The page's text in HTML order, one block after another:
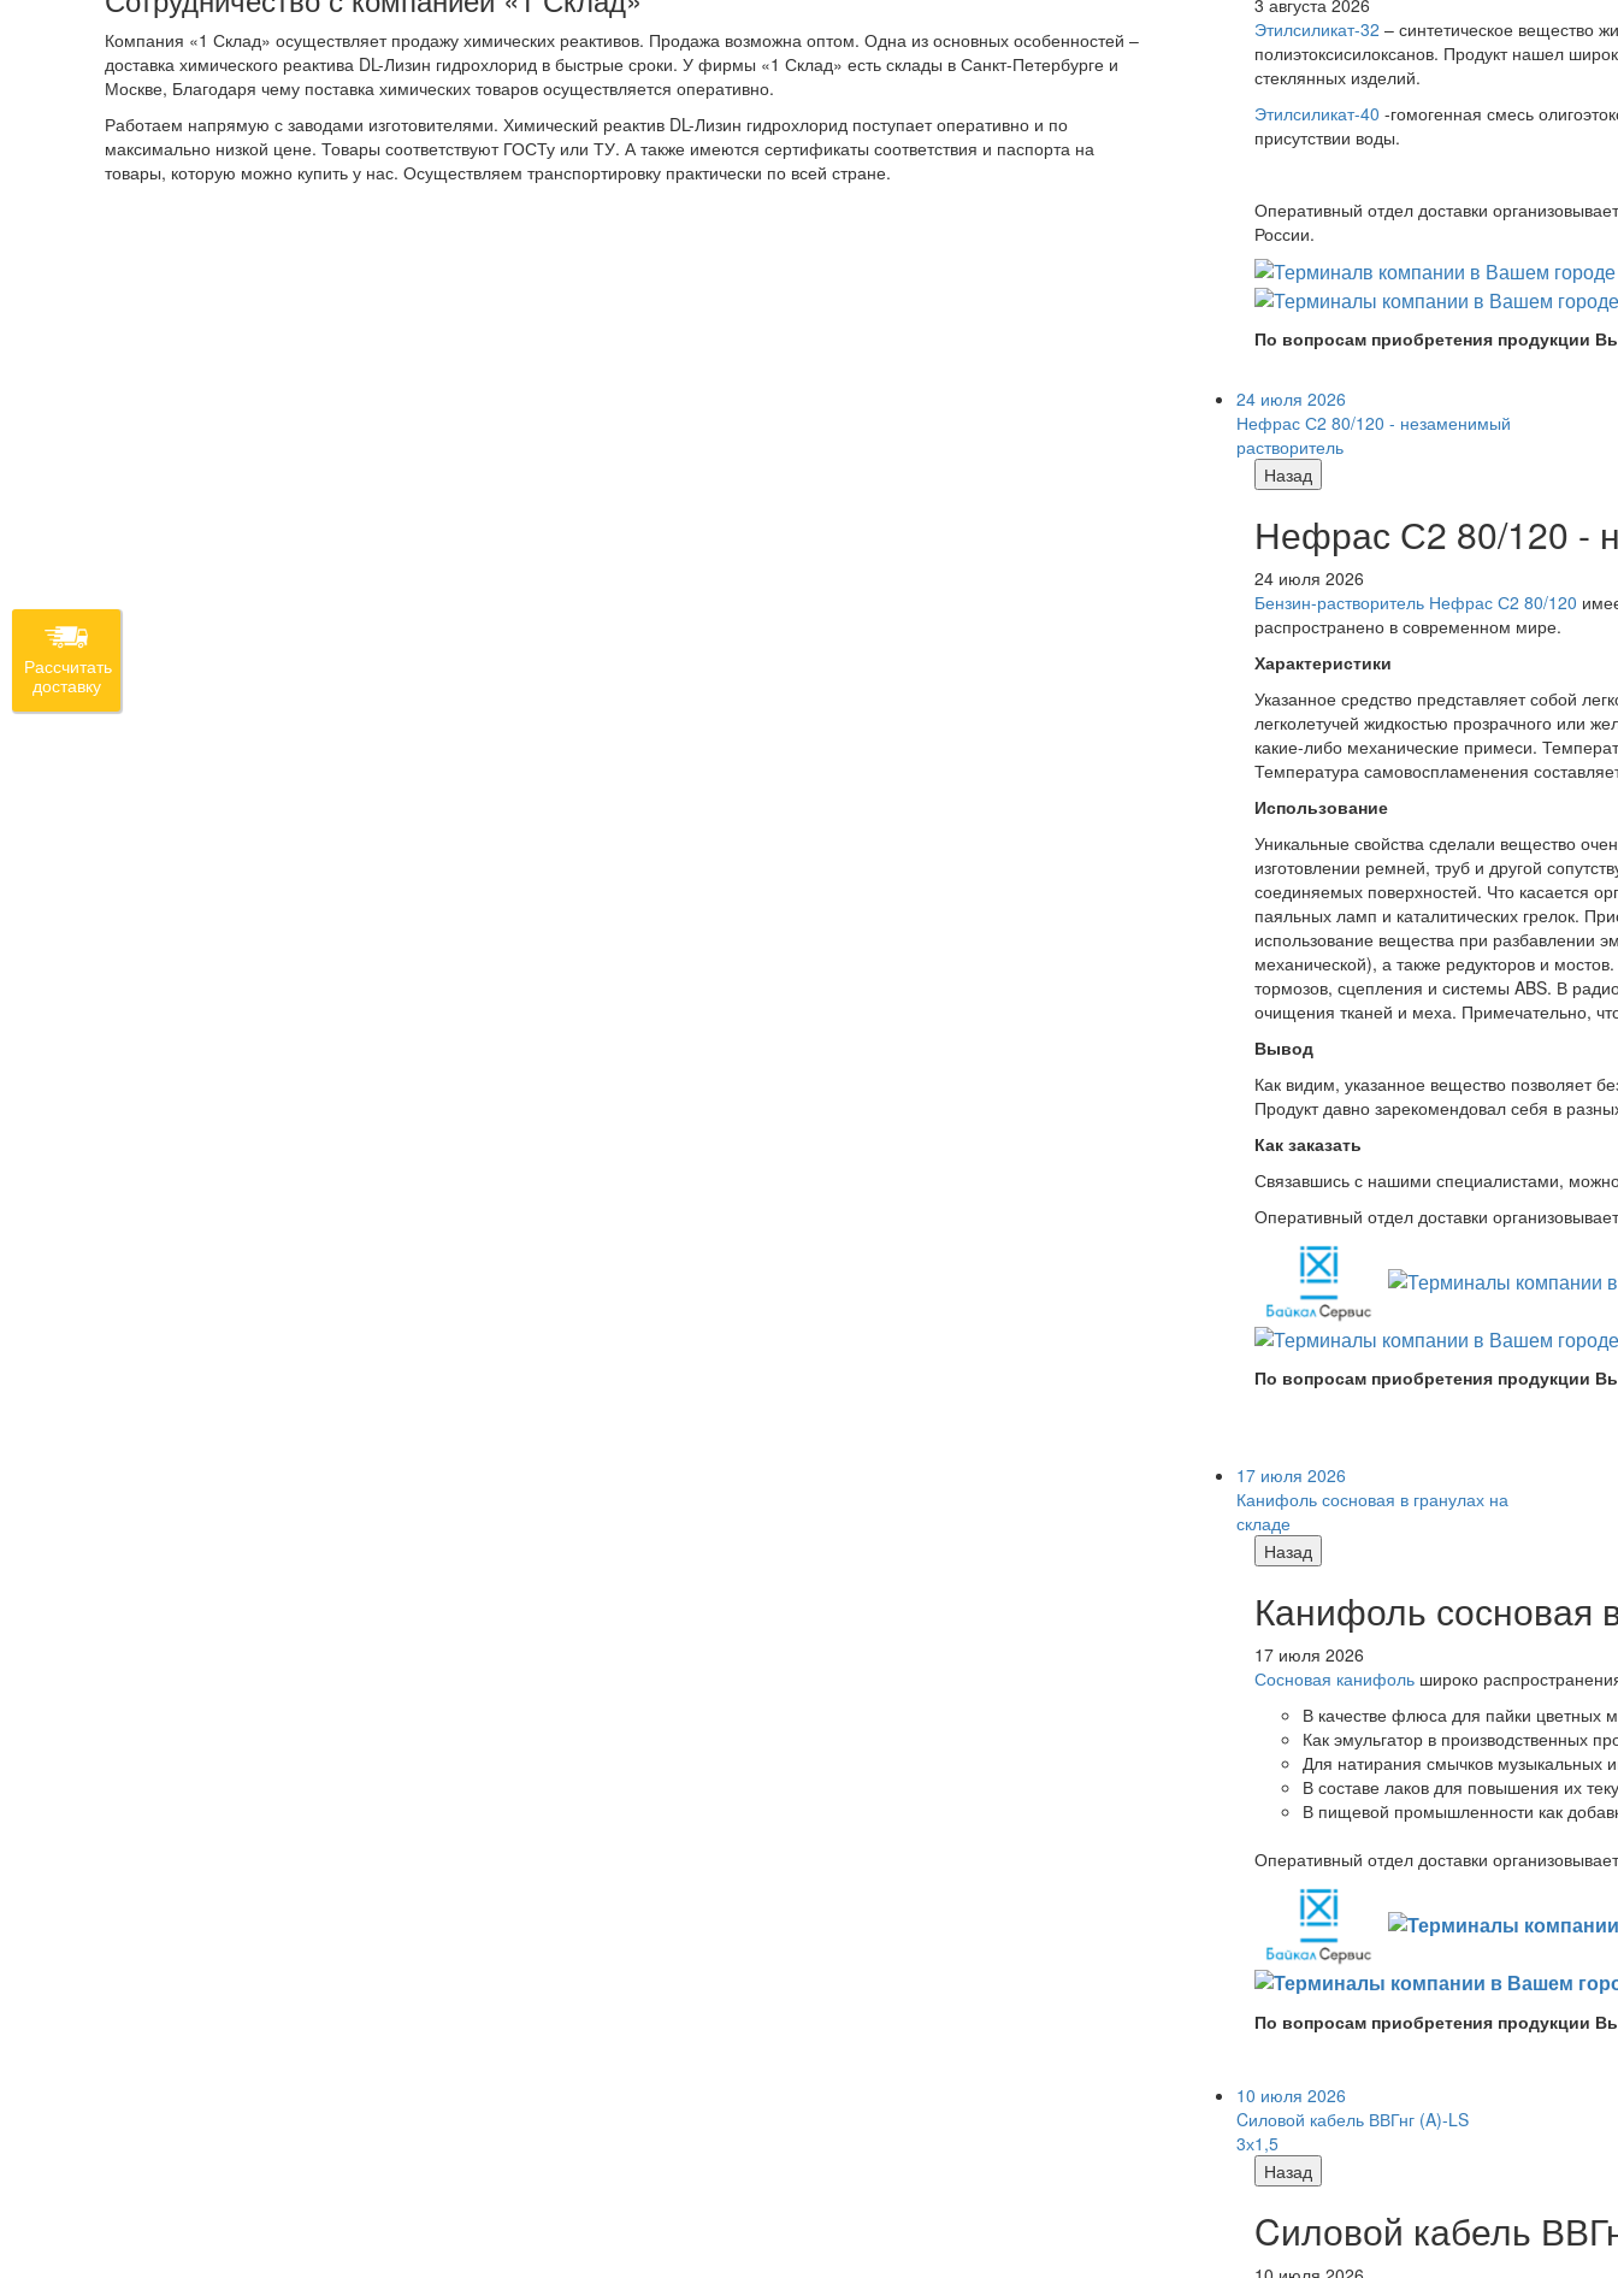
Компания «1 Склад» осуществляет продажу химических реактивов. Продажа возможна оптом. Одна из основных особенностей –
доставка химического реактива DL-Лизин гидрохлорид в быстрые сроки. У фирмы «1 Склад» есть склады в Санкт-Петербурге и
Москве, Благодаря чему поставка химических товаров осуществляется оперативно.
Работаем напрямую с заводами изготовителями. Химический реактив DL-Лизин гидрохлорид поступает оперативно и по
максимально низкой цене. Товары соответствуют ГОСТу или ТУ. А также имеются сертификаты соответствия и паспорта на
товары, которую можно купить у нас. Осуществляем транспортировку практически по всей стране.
3 августа 2026
Этилсиликат-32 – синтетическое вещество
полиэтоксисилоксанов. Продукт нашел
стеклянных изделий.
Этилсиликат-40 -гомогенная смесь
присутствии воды.
Оперативный отдел доставки
России.
По вопросам приобретения продукции
24 июля 2026
Нефрас С2 80/120 - незаменимый
растворитель
Назад
Нефрас С2 80/120 -
24 июля 2026
Бензин-растворитель Нефрас С2 80/120
распространено в современном мире.
Характеристики
Указанное средство представляет собой
легколетучей жидкостью прозрачного или
какие-либо механические примеси.
Температура самовоспламенения
Использование
Уникальные свойства сделали вещество
изготовлении ремней, труб и другой
соединяемых поверхностей. Что касается
паяльных ламп и каталитических грелок.
использование вещества при разбавлении
механической), а также редукторов и
тормозов, сцепления и системы ABS. В
очищения тканей и меха. Примечательно,
Вывод
Как видим, указанное вещество позволяет
Продукт давно зарекомендовал себя в
Как заказать
Связавшись с нашими специалистами,
Оперативный отдел доставки
По вопросам приобретения продукции
17 июля 2026
Канифоль сосновая в гранулах на
складе
Назад
Канифоль сосновая
17 июля 2026
Сосновая канифоль широко
В качестве флюса для пайки цветных
Как эмульгатор в производственных
Для натирания смычков музыкальных
В составе лаков для повышения их
В пищевой промышленности как
Оперативный отдел доставки
По вопросам приобретения продукции
10 июля 2026
Cиловой кабель ВВГнг (A)-LS
3х1,5
Назад
Cиловой кабель
Рассчитать
доставку